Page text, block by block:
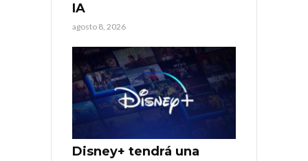
IA
agosto 8, 2026
Disney+ tendrá una